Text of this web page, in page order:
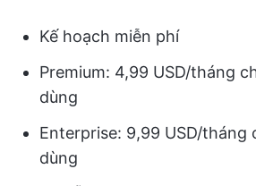
Kế hoạch miễn phí
Premium: 4,99 USD/tháng
dùng
Enterprise: 9,99 USD/tháng
dùng